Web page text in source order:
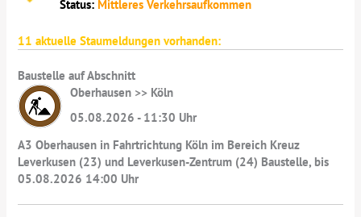
Status: Mittleres Verkehrsaufkommen
11 aktuelle Staumeldungen vorhanden:
Baustelle auf Abschnitt
Oberhausen >> Köln
05.08.2026 - 11:30 Uhr
A3 Oberhausen in Fahrtrichtung Köln im Bereich Kreuz
Leverkusen (23) und Leverkusen-Zentrum (24) Baustelle, bis
05.08.2026 14:00 Uhr